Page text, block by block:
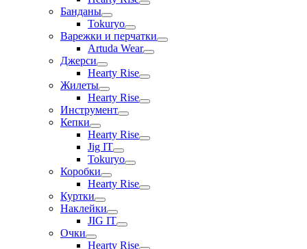
Банданы
Tokuryo
Варежки и перчатки
Artuda Wear
Джерси
Hearty Rise
Жилеты
Hearty Rise
Инструмент
Кепки
Hearty Rise
Jig IT
Tokuryo
Коробки
Hearty Rise
Куртки
Наклейки
JIG IT
Очки
Hearty Rise